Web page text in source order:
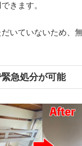
きます。
いていないため、
急処分が可能